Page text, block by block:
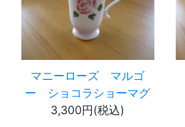
マニーローズ マルゴ
ー ショコラショーマグ
3,300円(税込)